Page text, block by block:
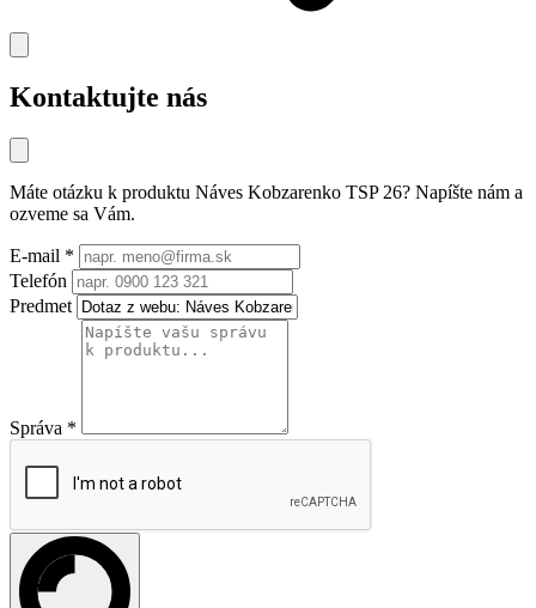
Kontaktujte nás
Máte otázku k produktu Náves Kobzarenko TSP 26? Napíšte nám a
ozveme sa Vám.
E-mail *
Telefón
Predmet
Správa *